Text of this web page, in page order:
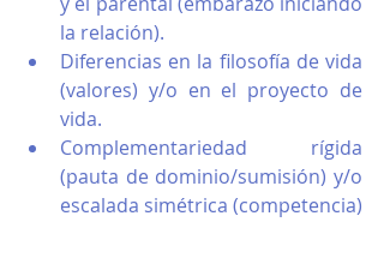
la relación).
Diferencias en la filosofía de vida
(valores) y/o en el proyecto de
vida.
Complementariedad rígida
(pauta de dominio/sumisión) y/o
escalada simétrica (competencia)